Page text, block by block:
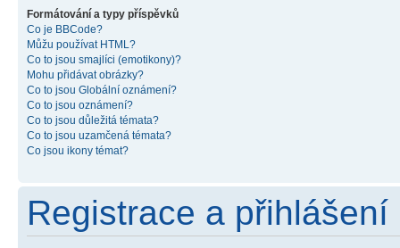
Formátování a typy příspěvků
Co je BBCode?
Můžu používat HTML?
Co to jsou smajlíci (emotikony)?
Mohu přidávat obrázky?
Co to jsou Globální oznámení?
Co to jsou oznámení?
Co to jsou důležitá témata?
Co to jsou uzamčená témata?
Co jsou ikony témat?
Registrace a přihlášení